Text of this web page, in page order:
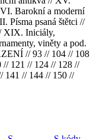
Barokní a moderní
Písma psaná štětci //
XIX. Iniciály,
viněty a pod.
// 93 // 104 // 108
// 121 // 124 // 128 //
141 // 144 // 150 //